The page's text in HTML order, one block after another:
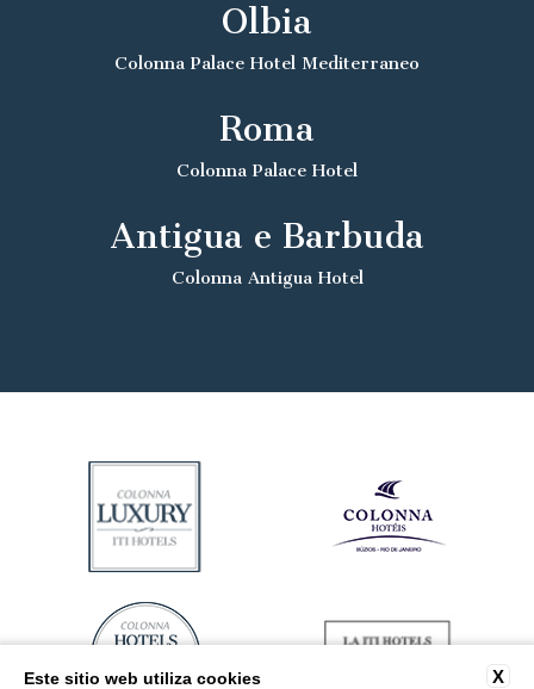
Olbia
Colonna Palace Hotel Mediterraneo
Roma
Colonna Palace Hotel
Antigua e Barbuda
Colonna Antigua Hotel
X
Este sitio web utiliza cookies